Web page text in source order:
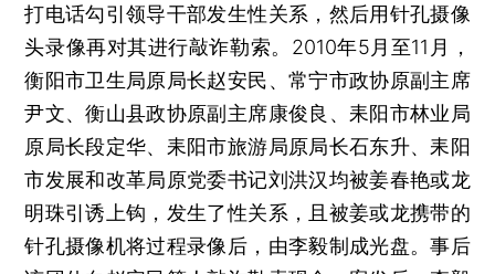
打电话勾引领导干部发生性关系，然后用针孔摄像
头录像再对其进行敲诈勒索。2010年5月至11月，
衡阳市卫生局原局长赵安民、常宁市政协原副主席
尹文、衡山县政协原副主席康俊良、耒阳市林业局
原局长段定华、耒阳市旅游局原局长石东升、耒阳
市发展和改革局原党委书记刘洪汉均被姜春艳或龙
明珠引诱上钩，发生了性关系，且被姜或龙携带的
针孔摄像机将过程录像后，由李毅制成光盘。事后